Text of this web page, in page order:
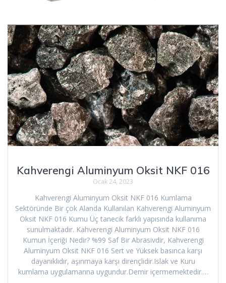
Kahverengi Aluminyum Oksit NKF 016
Ocak 24, 2023
Kahverengi Aluminyum Oksit NKF 016 Kumlama
Sektöründe Bir çok Alanda Kullanılan Kahverengi Aluminyum
Oksit NKF 016 Kumu Üç tanecik farklı yapısında kullanıma
sunulmaktadır. Kahverengi Aluminyum Oksit NKF 016
Kumun İçeriği Nedir? %99 Saf Bir Abrasivdir, Kahverengi
Aluminyum Oksit NKF 016 Sert ve Yüksek basınca karşı
dayanıklıdır, aşınmaya karşı dirençlidir.Islak ve Kuru
kumlama uygulamarına uygundur.Demir içermemektedir.…